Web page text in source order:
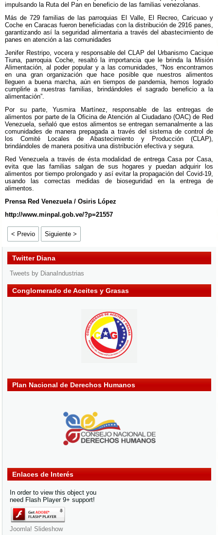
impulsando la Ruta del Pan en beneficio de las familias venezolanas.
Más de 729 familias de las parroquias El Valle, El Recreo, Caricuao y
Coche en Caracas fueron beneficiadas con la distribución de 2916 panes,
garantizando así la seguridad alimentaria a través del abastecimiento de
panes en atención a las comunidades
Jenifer Restripo, vocera y responsable del CLAP del Urbanismo Cacique
Tiuna, parroquia Coche, resaltó la importancia que le brinda la Misión
Alimentación, al poder popular y a las comunidades, “Nos encontramos
en una gran organización que hace posible que nuestros alimentos
lleguen a buena marcha, aún en tiempos de pandemia, hemos logrado
cumplirle a nuestras familias, brindándoles el sagrado beneficio a la
alimentación”.
Por su parte, Yusmira Martínez, responsable de las entregas de
alimentos por parte de la Oficina de Atención al Ciudadano (OAC) de Red
Venezuela, señaló que estos alimentos se entregan semanalmente a las
comunidades de manera prepagada a través del sistema de control de
los Comité Locales de Abastecimiento y Producción (CLAP),
brindándoles de manera positiva una distribución efectiva y segura.
Red Venezuela a través de ésta modalidad de entrega Casa por Casa,
evita que las familias salgan de sus hogares y puedan adquirir los
alimentos por tiempo prolongado y así evitar la propagación del Covid-19,
usando las correctas medidas de bioseguridad en la entrega de
alimentos.
Prensa Red Venezuela / Osiris López
http://www.minpal.gob.ve/?p=21557
< Previo Siguiente >
Twitter Diana
Tweets by DianaIndustrias
Conglomerado de Aceites y Grasas
Plan Nacional de Derechos Humanos
Enlaces de Interés
In order to view this object you
need Flash Player 9+ support!
Joomla! Slideshow